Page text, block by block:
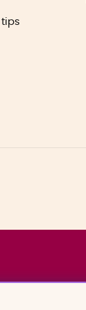
tips